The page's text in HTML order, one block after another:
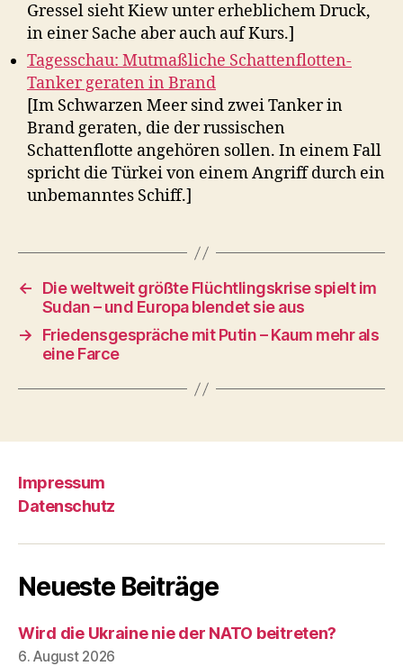
Gressel sieht Kiew unter erheblichem Druck,
in einer Sache aber auch auf Kurs.]
Tagesschau: Mutmaßliche Schattenflotten-
Tanker geraten in Brand
[Im Schwarzen Meer sind zwei Tanker in
Brand geraten, die der russischen
Schattenflotte angehören sollen. In einem Fall
spricht die Türkei von einem Angriff durch ein
unbemanntes Schiff.]
←
Die weltweit größte Flüchtlingskrise spielt im
Sudan – und Europa blendet sie aus
→
Friedensgespräche mit Putin – Kaum mehr als
eine Farce
Impressum
Datenschutz
Neueste Beiträge
Wird die Ukraine nie der NATO beitreten?
6. August 2026